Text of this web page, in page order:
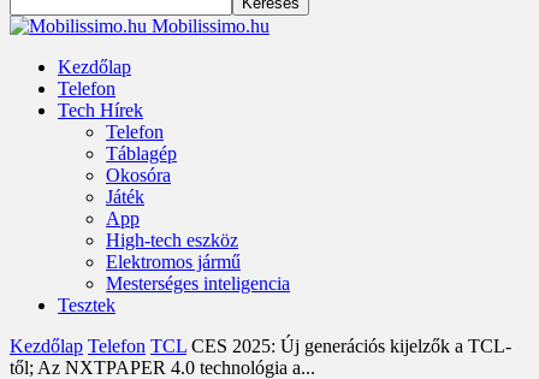
Mobilissimo.hu
Kezdőlap
Telefon
Tech Hírek
Telefon
Táblagép
Okosóra
Játék
App
High-tech eszköz
Elektromos jármű
Mesterséges inteligencia
Tesztek
Kezdőlap Telefon TCL CES 2025: Új generációs kijelzők a TCL-
től; Az NXTPAPER 4.0 technológia a...